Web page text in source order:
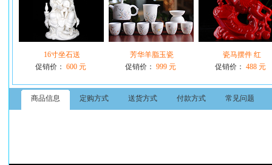
16寸坐石送
促销价： 600 元
芳华羊脂玉瓷
促销价： 999 元
瓷马摆件 红
促销价： 488 元
商品信息 定购方式 送货方式 付款方式 常见问题